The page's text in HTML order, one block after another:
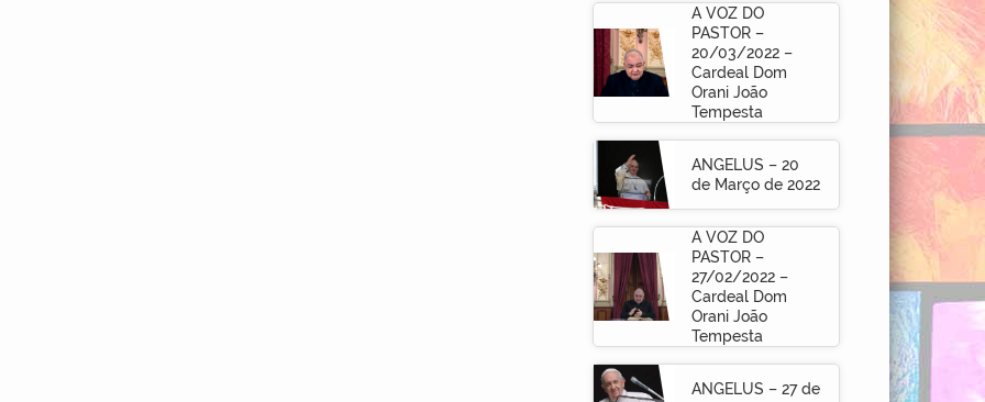
A VOZ DO
PASTOR –
20/03/2022 –
Cardeal Dom
Orani João
Tempesta
ANGELUS – 20
de Março de 2022
A VOZ DO
PASTOR –
27/02/2022 –
Cardeal Dom
Orani João
Tempesta
ANGELUS – 27 de